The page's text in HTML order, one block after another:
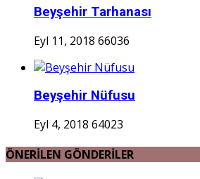
Beyşehir Tarhanası
Eyl 11, 2018 66036
Beyşehir Nüfusu
Eyl 4, 2018 64023
ÖNERİLEN GÖNDERİLER